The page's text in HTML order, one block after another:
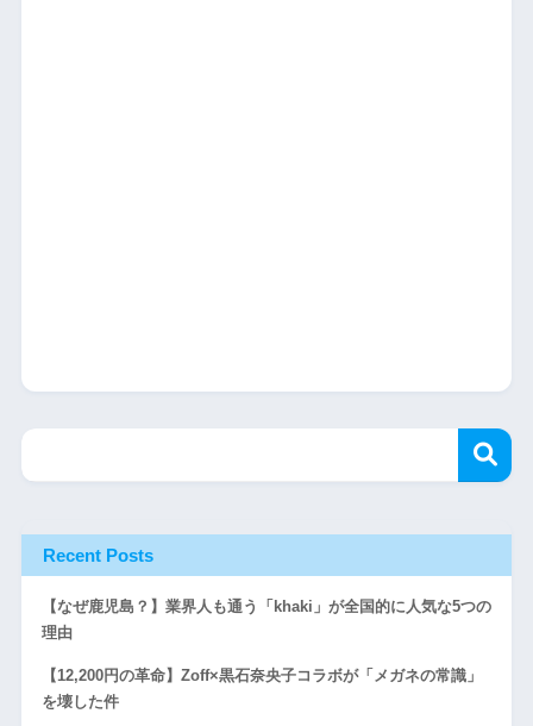
Recent Posts
【なぜ鹿児島？】業界人も通う「khaki」が全国的に人気な5つの
理由
【12,200円の革命】Zoff×黒石奈央子コラボが「メガネの常識」
を壊した件